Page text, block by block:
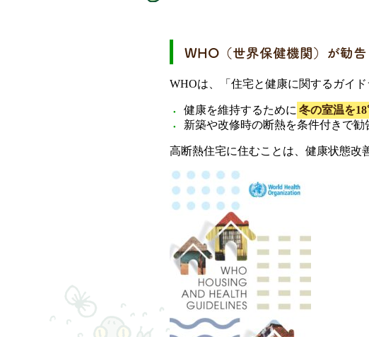
WHO（世界保健機関）が勧告
WHOは、「住宅と健康に関するガイド
健康を維持するために 冬の室温を
新築や改修時の断熱を条件付きで勧
高断熱住宅に住むことは、健康状態改